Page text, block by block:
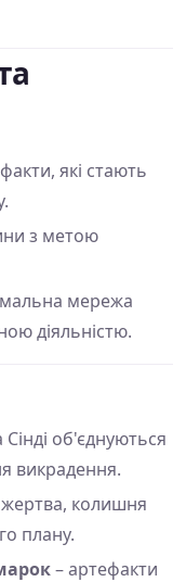
які стають
з метою
мережа
діяльністю.
Сінді об'єднуються
викрадення.
колишня
плану.
– артефакти